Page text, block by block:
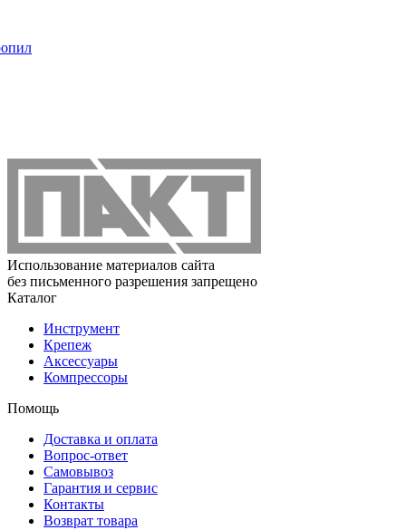
Использование материалов сайта
без письменного разрешения запрещено
Каталог
Инструмент
Крепеж
Аксессуары
Компрессоры
Помощь
Доставка и оплата
Вопрос-ответ
Самовывоз
Гарантия и сервис
Контакты
Возврат товара